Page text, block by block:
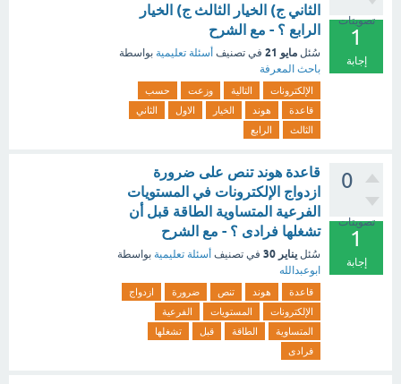
تصويتات
1
إجابة
الثاني ج) الخيار الثالث ج) الخيار
الرابع ؟ - مع الشرح
سُئل مايو 21 في تصنيف أسئلة تعليمية بواسطة
باحث المعرفة
الإلكترونات التالية وزعت
حسب
قاعدة
هوند الخيار الاول
الثاني
الثالث
الرابع
0
تصويتات
1
إجابة
قاعدة هوند تنص على ضرورة
ازدواج الإلكترونات في المستويات
الفرعية المتساوية الطاقة قبل أن
تشغلها فرادى ؟ - مع الشرح
سُئل يناير 30 في تصنيف أسئلة تعليمية بواسطة
ابوعبدالله
قاعدة هوند تنص ضرورة
ازدواج
الإلكترونات
المستويات
الفرعية
المتساوية
الطاقة قبل
تشغلها
فرادى